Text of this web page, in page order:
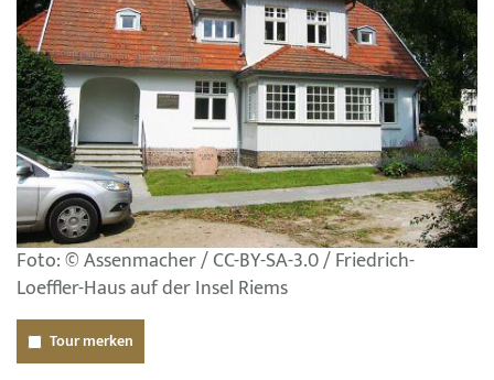
Foto: © Assenmacher / CC-BY-SA-3.0 / Friedrich-
Loeffler-Haus auf der Insel Riems
Tour merken